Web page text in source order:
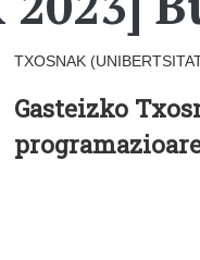
TXOSNAK
Gasteizko